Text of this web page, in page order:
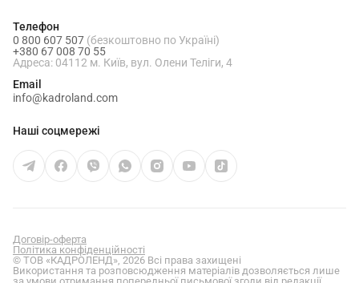
Телефон
0 800 607 507 (безкоштовно по Україні)
+380 67 008 70 55
Адреса: 04112 м. Київ, вул. Олени Теліги, 4
Email
info@kadroland.com
Наші соцмережі
Договір-оферта
Політика конфіденційності
© ТОВ «КАДРОЛЕНД», 2026 Всі права захищені
Використання та розповсюдження матеріалів дозволяється лише